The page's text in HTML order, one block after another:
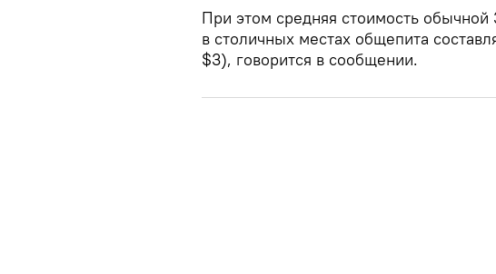
При этом средняя стоимость
в столичных местах общепита
$3), говорится в сообщении.